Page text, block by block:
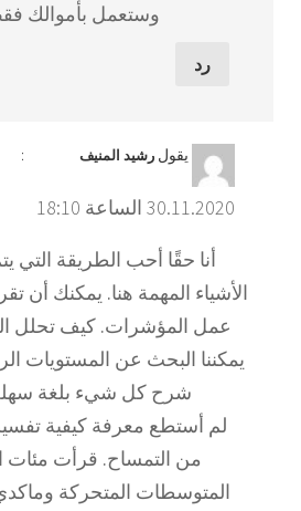
وستعمل بأموالك
رد
يقول رشيد المنيف :
30.11.2020 الساعة 18:10
أنا حقًا أحب الطريقة التي
الأشياء المهمة هنا. يمكنك أن
عمل المؤشرات. كيف تحلل
يمكننا البحث عن المستويات
شرح كل شيء بلغة
لم أستطع معرفة كيفية
من التمساح. قرأت مئات
المتوسطات المتحركة